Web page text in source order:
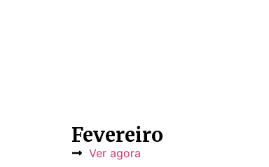
Fevereiro
Ver agora